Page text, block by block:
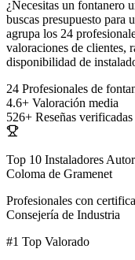
¿Necesitas un fontanero
buscas presupuesto para
agrupa los 24
valoraciones de clientes,
disponibilidad de
24 Profesionales de
4.6+ Valoración media
526+ Reseñas verificadas
Top 10 Instaladores
Coloma de Gramenet
Profesionales con
Consejería de Industria
#1 Top Valorado